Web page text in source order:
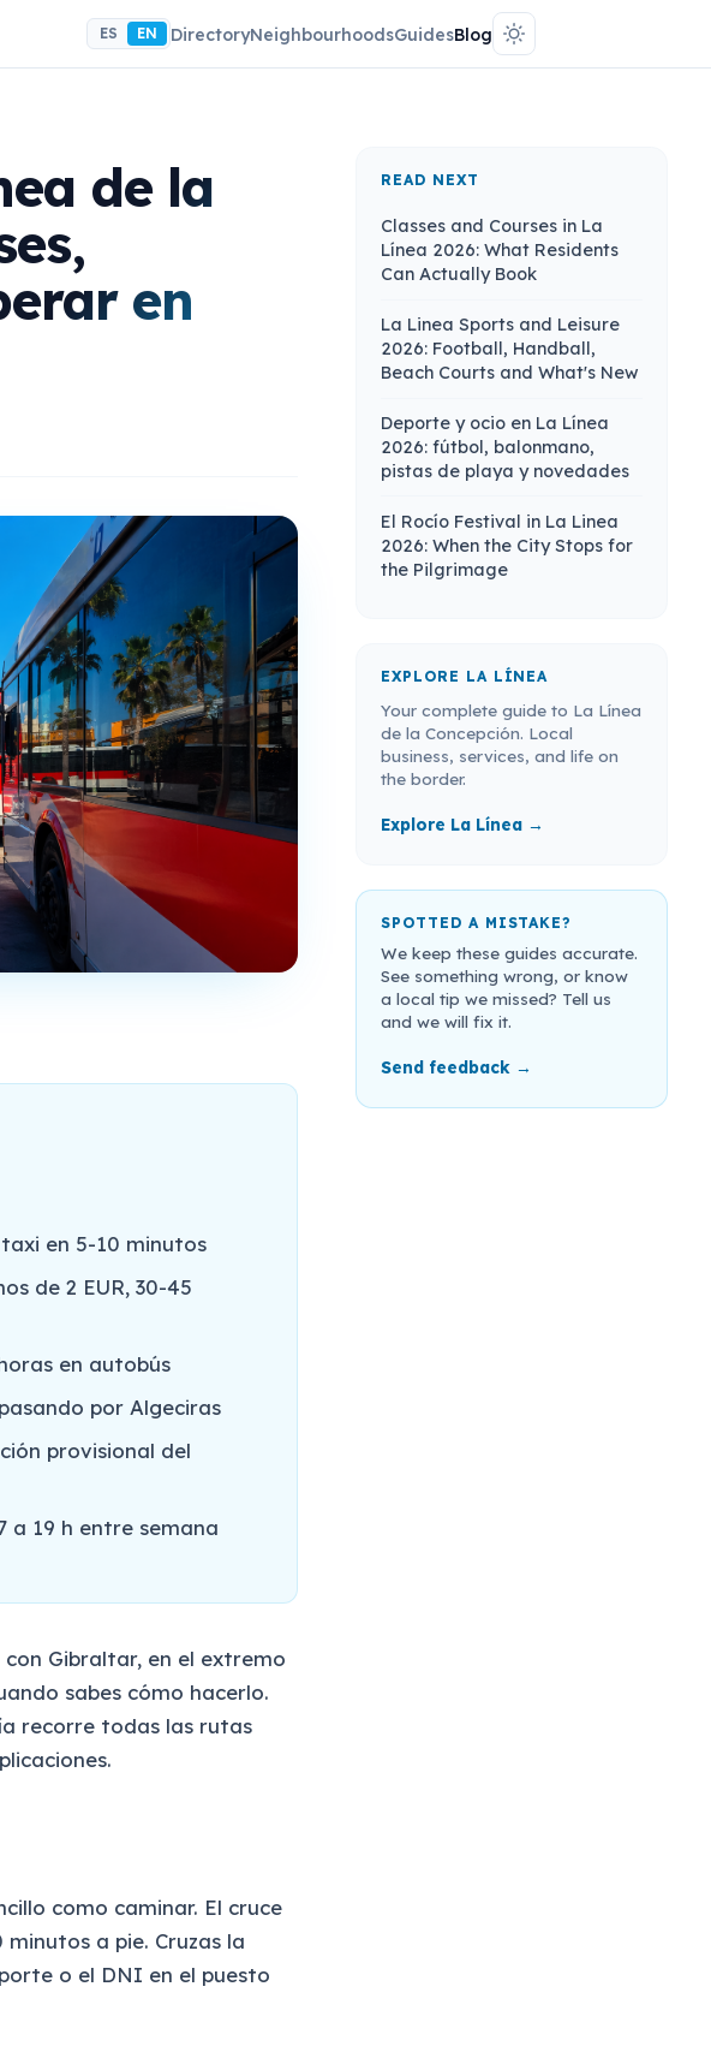
ES EN DirectoryNeighbourhoodsGuidesBlog
de la
en
en 5-10 minutos
de 2 EUR, 30-45
en autobús
por Algeciras
provisional del
a 19 h entre semana
Gibraltar, en el extremo
sabes cómo hacerlo.
recorre todas las rutas
como caminar. El cruce
a pie. Cruzas la
o el DNI en el puesto
READ NEXT
Classes and Courses in La
Línea 2026: What Residents
Can Actually Book
La Linea Sports and Leisure
2026: Football, Handball,
Beach Courts and What's New
Deporte y ocio en La Línea
2026: fútbol, balonmano,
pistas de playa y novedades
El Rocío Festival in La Linea
2026: When the City Stops for
the Pilgrimage
EXPLORE LA LÍNEA
Your complete guide to La Línea
de la Concepción. Local
business, services, and life on
the border.
Explore La Línea →
SPOTTED A MISTAKE?
We keep these guides accurate.
See something wrong, or know
a local tip we missed? Tell us
and we will fix it.
Send feedback →